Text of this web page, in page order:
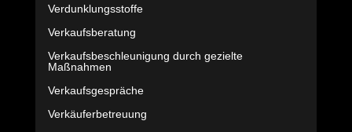
Verdunklungsstoffe
Verkaufsberatung
Verkaufsbeschleunigung durch gezielte
Maßnahmen
Verkaufsgespräche
Verkäuferbetreuung